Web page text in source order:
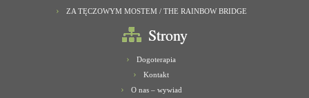
ZA TĘCZOWYM MOSTEM / THE RAINBOW BRIDGE
Strony
Dogoterapia
Kontakt
O nas – wywiad